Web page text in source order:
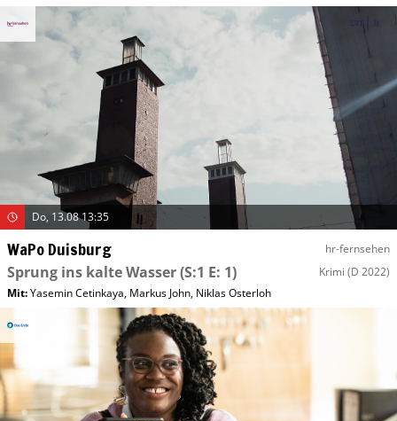
Do, 13.08 13:35
WaPo Duisburg hr-fernsehen
Sprung ins kalte Wasser(S:1 E: 1) Krimi (D 2022)
Mit:Yasemin Cetinkaya, Markus John, Niklas Osterloh